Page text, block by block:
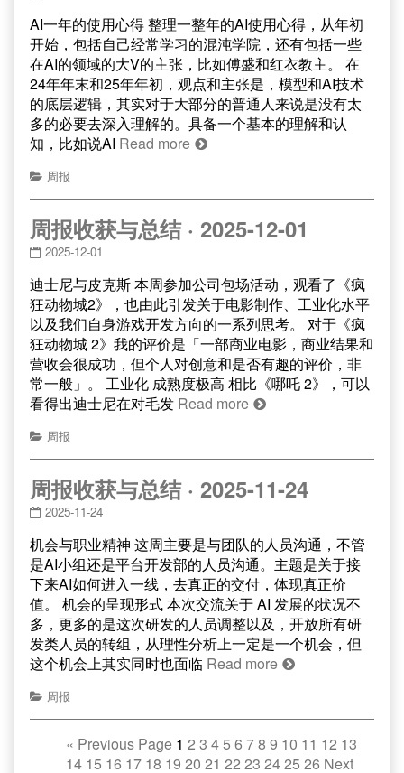
AI一年的使用心得 整理一整年的AI使用心得，从年初
开始，包括自己经常学习的混沌学院，还有包括一些
在AI的领域的大V的主张，比如傅盛和红衣教主。 在
24年年末和25年年初，观点和主张是，模型和AI技术
的底层逻辑，其实对于大部分的普通人来说是没有太
多的必要去深入理解的。具备一个基本的理解和认
知，比如说AI Read more
周报
周报收获与总结 · 2025-12-01
2025-12-01
迪士尼与皮克斯 本周参加公司包场活动，观看了《疯
狂动物城2》，也由此引发关于电影制作、工业化水平
以及我们自身游戏开发方向的一系列思考。 对于《疯
狂动物城 2》我的评价是「一部商业电影，商业结果和
营收会很成功，但个人对创意和是否有趣的评价，非
常一般」。 工业化 成熟度极高 相比《哪吒 2》，可以
看得出迪士尼在对毛发 Read more
周报
周报收获与总结 · 2025-11-24
2025-11-24
机会与职业精神 这周主要是与团队的人员沟通，不管
是AI小组还是平台开发部的人员沟通。主题是关于接
下来AI如何进入一线，去真正的交付，体现真正价
值。 机会的呈现形式 本次交流关于 AI 发展的状况不
多，更多的是这次研发的人员调整以及，开放所有研
发类人员的转组，从理性分析上一定是一个机会，但
这个机会上其实同时也面临 Read more
周报
« Previous Page 1 2 3 45 6 78 9 10 11 12 13
14 15 16 17 18 19 20 21 22 23 2425 26 Next